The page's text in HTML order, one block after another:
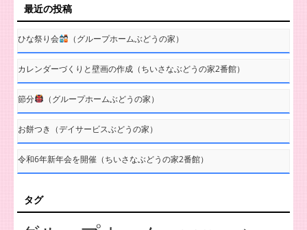
最近の投稿
ひな祭り会 （グループホームぶどうの家）
カレンダーづくりと壁画の作成（ちいさなぶどうの家2番館）
節分 （グループホームぶどうの家）
お餅つき（デイサービスぶどうの家）
令和6年新年会を開催（ちいさなぶどうの家2番館）
タグ